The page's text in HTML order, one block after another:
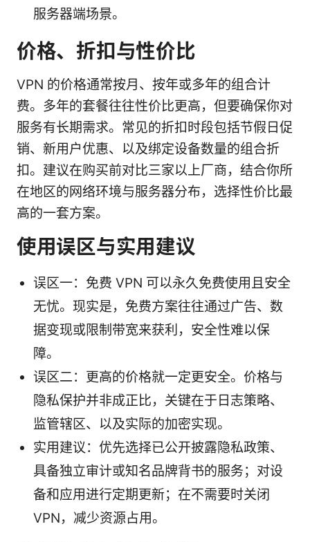
服务器端场景。
价格、折扣与性价比
VPN 的价格通常按月、按年或多年的组合计
费。多年的套餐往往性价比更高，但要确保你对
服务有长期需求。常见的折扣时段包括节假日促
销、新用户优惠、以及绑定设备数量的组合折
扣。建议在购买前对比三家以上厂商，结合你所
在地区的网络环境与服务器分布，选择性价比最
高的一套方案。
使用误区与实用建议
误区一：免费 VPN 可以永久免费使用且安全
无忧。现实是，免费方案往往通过广告、数
据变现或限制带宽来获利，安全性难以保
障。
误区二：更高的价格就一定更安全。价格与
隐私保护并非成正比，关键在于日志策略、
监管辖区、以及实际的加密实现。
实用建议：优先选择已公开披露隐私政策、
具备独立审计或知名品牌背书的服务；对设
备和应用进行定期更新；在不需要时关闭
VPN，减少资源占用。